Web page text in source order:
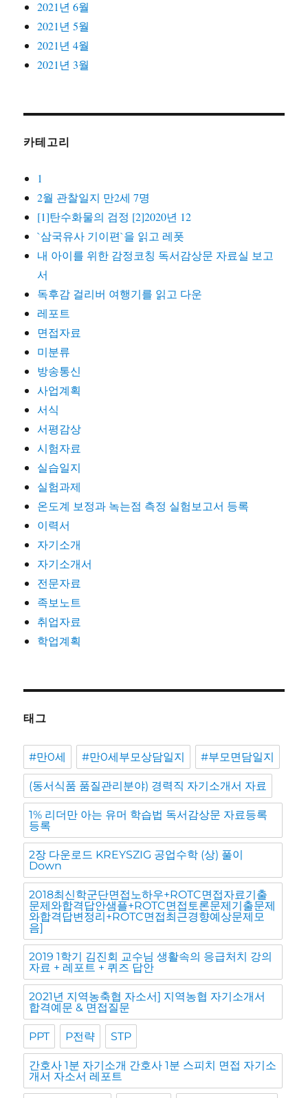
2021년 6월
2021년 5월
2021년 4월
2021년 3월
카테고리
1
2월 관찰일지 만2세 7명
[1]탄수화물의 검정 [2]2020년 12
`삼국유사 기이편`을 읽고 레폿
내 아이를 위한 감정코칭 독서감상문 자료실 보고
서
독후감 걸리버 여행기를 읽고 다운
레포트
면접자료
미분류
방송통신
사업계획
서식
서평감상
시험자료
실습일지
실험과제
온도계 보정과 녹는점 측정 실험보고서 등록
이력서
자기소개
자기소개서
전문자료
족보노트
취업자료
학업계획
태그
#만0세 #만0세부모상담일지 #부모면담일지
(동서식품 품질관리분야) 경력직 자기소개서 자료
1% 리더만 아는 유머 학습법 독서감상문 자료등록
등록
2장 다운로드 KREYSZIG 공업수학 (상) 풀이
Down
2018최신학군단면접노하우+ROTC면접자료기출
문제와합격답안샘플+ROTC면접토론문제기출문제
와합격답변정리+ROTC면접최근경향예상문제모
음]
2019 1학기 김진회 교수님 생활속의 응급처치 강의
자료 + 레포트 + 퀴즈 답안
2021년 지역농축협 자소서] 지역농협 자기소개서
합격예문 & 면접질문
PPT P전략 STP
간호사 1분 자기소개 간호사 1분 스피치 면접 자기소
개서 자소서 레포트